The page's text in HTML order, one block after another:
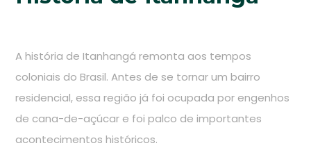
A história de Itanhangá remonta aos tempos
coloniais do Brasil. Antes de se tornar um bairro
residencial, essa região já foi ocupada por engenhos
de cana-de-açúcar e foi palco de importantes
acontecimentos históricos.